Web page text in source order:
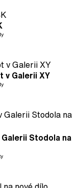
v Galerii XY
Stodola na